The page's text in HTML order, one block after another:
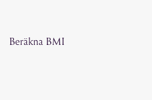
Beräkna BMI